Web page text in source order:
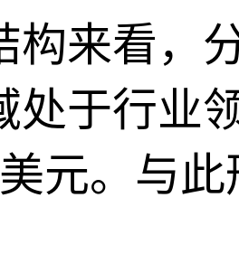
构来看，
处于行业
元。与